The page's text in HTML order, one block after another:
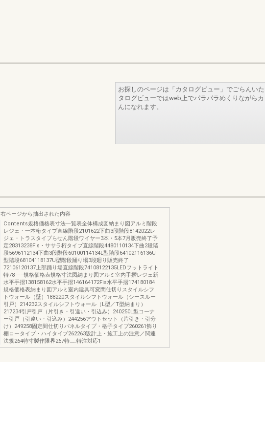
お探しのページは「カタログビュー」でごらんい
タログビューではweb上でパラパラめくりながら
んになれます。
右ページから抽出された内容
Contents規格価格表寸法一覧表全体構成図納まり図アルミ階段
レジェ・一本桁タイプ直線階段2101622下曲3段階段8142022レ
ジェ・トラスタイプらせん階段ワイヤー3本・5本7月販売終了予
定28313238Fis・ササラ桁タイプ直線階段4480110134下曲2段階
段5696112134下曲3段階段60100114134L型階段64102116136U
型階段68104118137U型階段踊り場3段廻り販売終了
72106120137上部踊り場直線階段74108122135LEDフットライト
特78−−−規格価格表規格寸法図納まり図アルミ室内手摺レジェ新
水平手摺138158162水平手摺146164172Fis水平手摺174180184
規格価格表納まり図アルミ室内建具可変間仕切りスタイルシフ
トウォール（壁）188220スタイルシフトウォール（シースルー
引戸）214232スタイルシフトウォール（L型／T型納まり）
217234引戸引戸（片引き・引違い・引込み）240250L型コーナ
ー引戸（引違い・引込み）244256アウトセット（片引き・引分
け）249258固定間仕切りパネルタイプ・格子タイプ260261飾り
棚ロータイプ・ハイタイプ262263設計上・施工上の注意／関連
法規264特寸製作限界267特……特注対応1